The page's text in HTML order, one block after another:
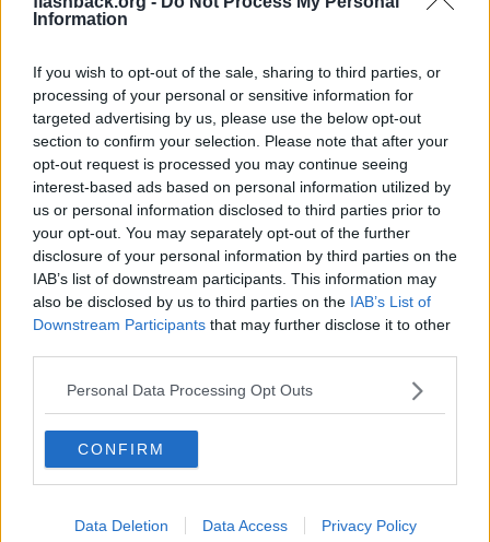
Information
If you wish to opt-out of the sale, sharing to third parties, or
processing of your personal or sensitive information for
targeted advertising by us, please use the below opt-out
section to confirm your selection. Please note that after your
opt-out request is processed you may continue seeing
interest-based ads based on personal information utilized by
us or personal information disclosed to third parties prior to
your opt-out. You may separately opt-out of the further
disclosure of your personal information by third parties on the
IAB’s list of downstream participants. This information may
also be disclosed by us to third parties on the IAB’s List of
Downstream Participants that may further disclose it to other
Personal Data Processing Opt Outs
CONFIRM
Data Deletion Data Access Privacy Policy
https://www.svt.se/nyheter/lokalt/sormland/nu-far-polisen-d
Vad anser ni om detta?
Det har de redan gjort i många år utan hjälpmedel!
Citera
2025-05-09, 15:48
kalkryggar
Medlem
Inlägg: 20 186
Citat:
Ursprungligen postat avsnigelslum
Låter fantastiskt bra. En enkel kontroll.
Det borde finnas drönare som flög runt i tusental över trafiken
som hela tiden gjorde dessa kontroller med kameror. När någon
flaggas som misstänkt så kontaktas föraren för ett obligatoriskt
test.
Drönarna ska givetvis vara självflygande i framtiden. Men innan